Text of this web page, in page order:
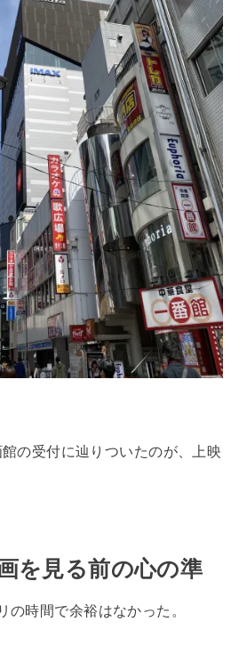
の受付に辿りついたのが、上映
を見る前の心の準
の時間で余裕はなかった。